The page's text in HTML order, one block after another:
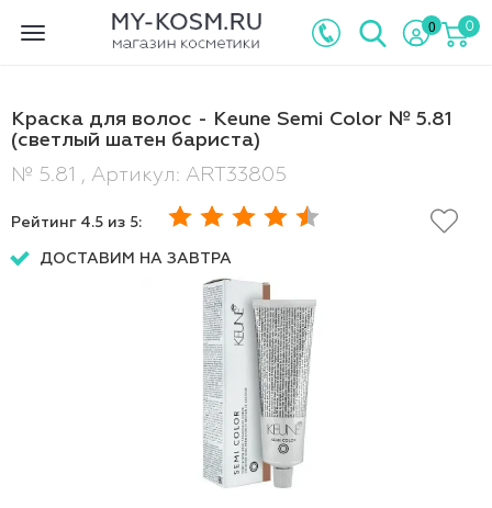
Toggle
0 0
Краска для волос - Keune Semi Color № 5.81
(светлый шатен бариста)
№ 5.81 , Артикул: ART33805
Рейтинг 4.5 из 5:
ДОСТАВИМ НА ЗАВТРА